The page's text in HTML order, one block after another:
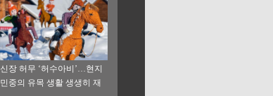
신장 허무 ‘허수아비’…현지
민중의 유목 생활 생생히 재